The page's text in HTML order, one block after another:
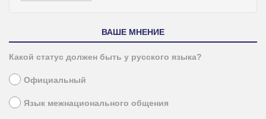
ВАШЕ МНЕНИЕ
Какой статус должен быть у русского языка?
Официальный
Язык межнационального общения